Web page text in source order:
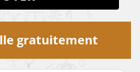
gratuitement